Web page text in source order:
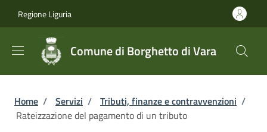
Regione Liguria
Comune di Borghetto di Vara
Briciole di pane
Home / Servizi / Tributi, finanze e contravvenzioni /
Rateizzazione del pagamento di un tributo